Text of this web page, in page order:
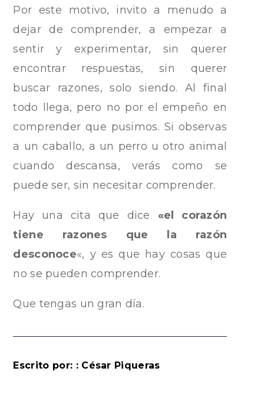
Por este motivo, invito a menudo a
dejar de comprender, a empezar a
sentir y experimentar, sin querer
encontrar respuestas, sin querer
buscar razones, solo siendo. Al final
todo llega, pero no por el empeño en
comprender que pusimos. Si observas
a un caballo, a un perro u otro animal
cuando descansa, verás como se
puede ser, sin necesitar comprender.
Hay una cita que dice «el corazón
tiene razones que la razón
desconoce«, y es que hay cosas que
no se pueden comprender.
Que tengas un gran día.
Escrito por: : César Piqueras